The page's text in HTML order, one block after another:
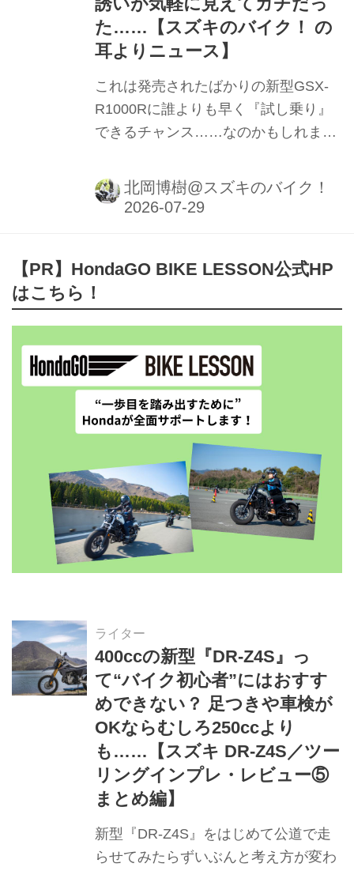
た……【スズキのバイク！ の
耳よりニュース】
これは発売されたばかりの新型GSX-
R1000Rに誰よりも早く『試し乗り』
できるチャンス……なのかもしれませ
北岡博樹@スズキのバイク！
【PR】HondaGO BIKE LESSON公式HP
はこちら！
ライター
400ccの新型『DR-Z4S』っ
て“バイク初心者”にはおすす
めできない？ 足つきや車検が
OKならむしろ250ccより
も……【スズキ DR-Z4S／ツー
リングインプレ・レビュー⑤
まとめ編】
新型『DR-Z4S』をはじめて公道で走
らせてみたらずいぶんと考え方が変わ